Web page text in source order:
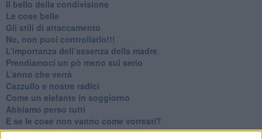
​Il bello della condivisione
Le cose belle
​Gli stili di attaccamento
No, non puoi controllarlo!!!
​L’importanza dell’assenza della madre
​Prendiamoci un pò meno sul serio
​L’anno che verrà
​Cazzullo e nostre radici
​Come un elefante in soggiorno
​Abbiamo perso tutti
E se le cose non vanno come vorresti?
​Chi sono i genitori elicottero